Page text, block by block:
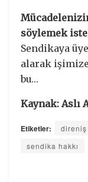
söylemek
Sendikaya
alarak
bu…
Kaynak: Aslı
Etiketler: direniş
sendika hakkı